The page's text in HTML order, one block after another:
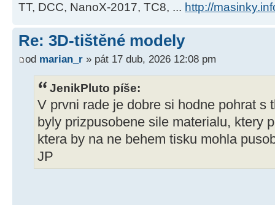
TT, DCC, NanoX-2017, TC8, ... http://
Re: 3D-tištěné modely
od marian_r » pát 17 dub, 2026 12:08 pm
JenikPluto píše:
V prvni rade je dobre si hodne pohrat s
byly prizpusobene sile materialu, ktery
ktera by na ne behem tisku mohla
JP